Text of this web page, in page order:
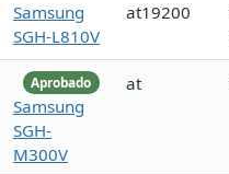
Samsung
SGH-L810V
at19200
Aprobado
Samsung
SGH-
M300V
at